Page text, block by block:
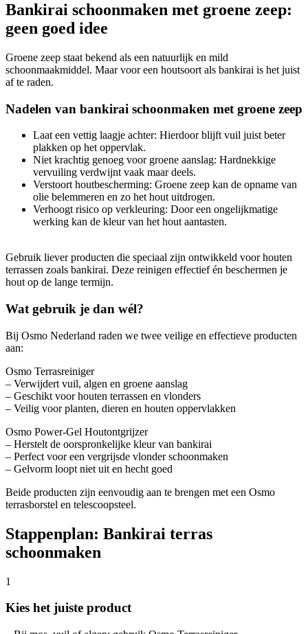
Bankirai schoonmaken met groene zeep:
geen goed idee
Groene zeep staat bekend als een natuurlijk en mild
schoonmaakmiddel. Maar voor een houtsoort als bankirai is het juist
af te raden.
Nadelen van bankirai schoonmaken met groene zeep
Laat een vettig laagje achter: Hierdoor blijft vuil juist beter
plakken op het oppervlak.
Niet krachtig genoeg voor groene aanslag: Hardnekkige
vervuiling verdwijnt vaak maar deels.
Verstoort houtbescherming: Groene zeep kan de opname van
olie belemmeren en zo het hout uitdrogen.
Verhoogt risico op verkleuring: Door een ongelijkmatige
werking kan de kleur van het hout aantasten.
Gebruik liever producten die speciaal zijn ontwikkeld voor houten
terrassen zoals bankirai. Deze reinigen effectief én beschermen je
hout op de lange termijn.
Wat gebruik je dan wél?
Bij Osmo Nederland raden we twee veilige en effectieve producten
aan:
Osmo Terrasreiniger
– Verwijdert vuil, algen en groene aanslag
– Geschikt voor houten terrassen en vlonders
– Veilig voor planten, dieren en houten oppervlakken
Osmo Power-Gel Houtontgrijzer
– Herstelt de oorspronkelijke kleur van bankirai
– Perfect voor een vergrijsde vlonder schoonmaken
– Gelvorm loopt niet uit en hecht goed
Beide producten zijn eenvoudig aan te brengen met een Osmo
terrasborstel en telescoopsteel.
Stappenplan: Bankirai terras
schoonmaken
1
Kies het juiste product